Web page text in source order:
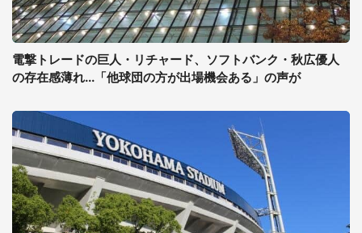
電撃トレードの巨人・リチャード、ソフトバンク・秋広優人
の存在感薄れ...「他球団の方が出場機会ある」の声が